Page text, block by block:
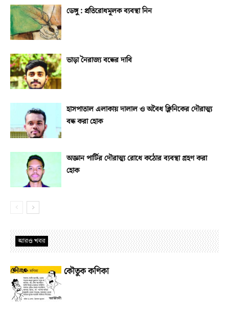
ডেঙ্গু : প্রতিরোধমূলক ব্যবস্থা নিন
ভাড়া নৈরাজ্য বন্ধের দাবি
হাসপাতাল এলাকায় দালাল ও অবৈধ ক্লিনিকের দৌরাত্ম্য
বন্ধ করা হোক
অজ্ঞান পার্টির দৌরাত্ম্য রোধে কঠোর ব্যবস্থা গ্রহণ করা
হোক
আরও খবর
কৌতুক কণিকা